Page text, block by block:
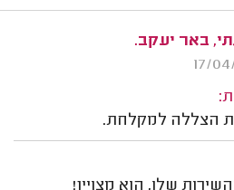
באר יעקב.
הצללה למקלחת.
שלו, הוא מצויין!